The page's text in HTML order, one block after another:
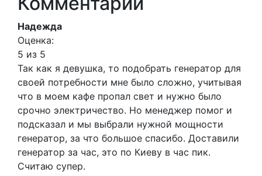
Надежда
Оценка:
5 из 5
Так как я девушка, то подобрать генератор для
своей потребности мне было сложно, учитывая
что в моем кафе пропал свет и нужно было
срочно электричество. Но менеджер помог и
подсказал и мы выбрали нужной мощности
генератор, за что большое спасибо. Доставили
генератор за час, это по Киеву в час пик.
Считаю супер.